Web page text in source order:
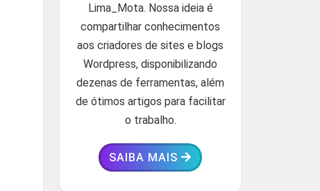
Lima_Mota. Nossa ideia é
compartilhar conhecimentos
aos criadores de sites e blogs
Wordpress, disponibilizando
dezenas de ferramentas, além
de ótimos artigos para facilitar
o trabalho.
SAIBA MAIS